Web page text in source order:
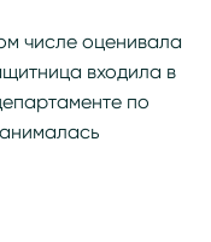
числе оценивала
входила в
по